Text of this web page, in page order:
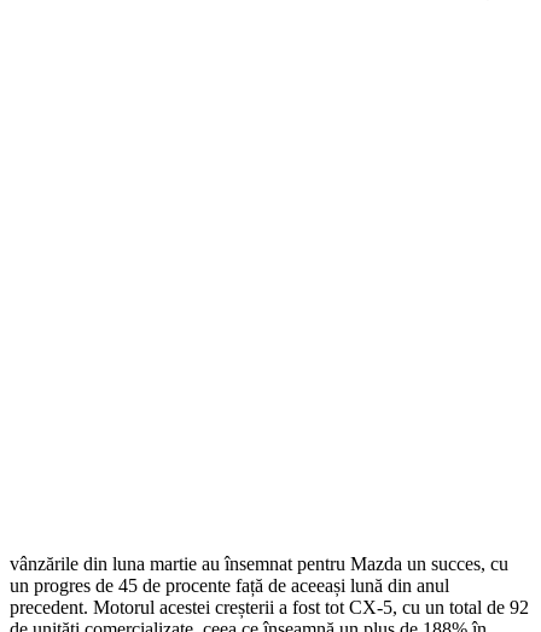
vânzările din luna martie au însemnat pentru Mazda un succes, cu
un progres de 45 de procente față de aceeași lună din anul
precedent. Motorul acestei creșterii a fost tot CX-5, cu un total de 92